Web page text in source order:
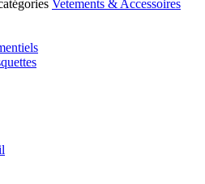
Vetements & Accessoires